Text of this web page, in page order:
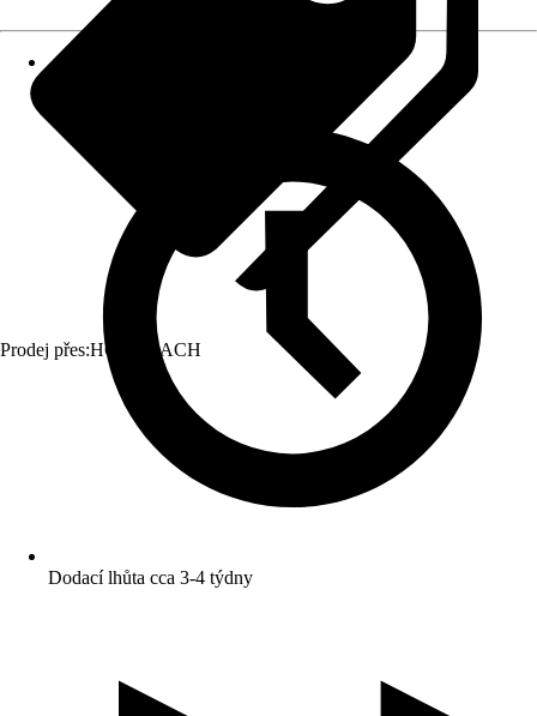
Prodej přes:HORNBACH
Dodací lhůta cca 3-4 týdny